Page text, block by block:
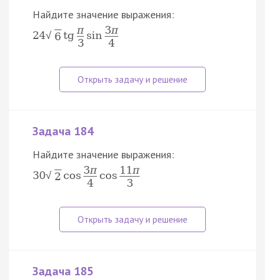
Найдите значение выражения:
24√ 6tg π
3
sin 3π
4
Задача 184
Найдите значение выражения:
30√ 2 cos 3π
4
cos 11π
3
Задача 185